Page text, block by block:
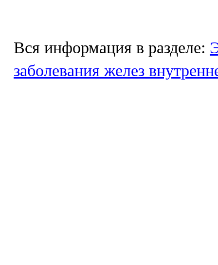
Вся информация в разделе:
заболевания желез